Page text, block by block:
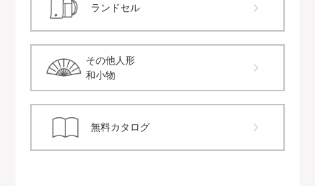
ランドセル
その他人形
和小物
無料カタログ